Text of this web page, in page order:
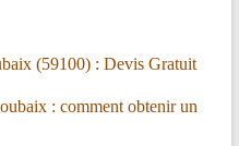
(59100) : Devis Gratuit
: comment obtenir un